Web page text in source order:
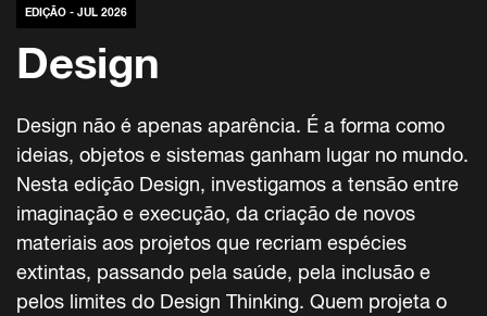
EDIÇÃO - JUL 2026
Design
Design não é apenas aparência. É a forma como
ideias, objetos e sistemas ganham lugar no mundo.
Nesta edição Design, investigamos a tensão entre
imaginação e execução, da criação de novos
materiais aos projetos que recriam espécies
extintas, passando pela saúde, pela inclusão e
pelos limites do Design Thinking. Quem projeta o